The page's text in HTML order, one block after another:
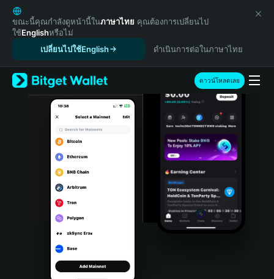
English
日本語
Tiếng Việt
Español (Latinoamérica)
Türkçe
Italiano
Português (Portugal)
Bahasa Indonesia
Português (Brasil)
Español (Argentina)
ขณะนี้คุณกำลังดูหน้านี้ในภาษาไทย คุณต้องการเปลี่ยนไป
ใช้Englishหรือไม่
เปลี่ยนไปใช้English
ดำเนินการต่อในภาษาไทย
ดาวน์โหลดเลย